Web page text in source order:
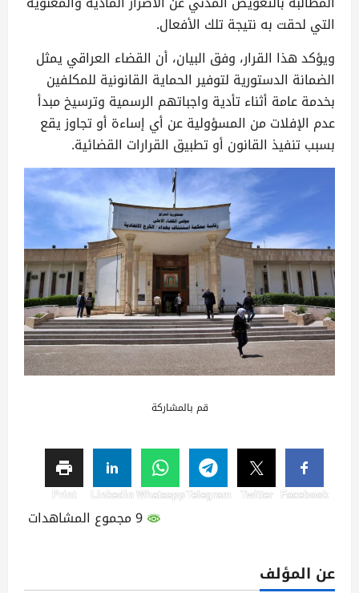
التي لحقت به نتيجة تلك الأفعال.
ويؤكد هذا القرار، وفق البيان، أن القضاء العراقي يمثل
الضمانة الدستورية لتوفير الحماية القانونية للمكلفين
بخدمة عامة أثناء تأدية واجباتهم الرسمية وترسيخ مبدأ
عدم الإفلات من المسؤولية عن أي إساءة أو تجاوز يقع
بسبب تنفيذ القانون أو تطبيق القرارات القضائية.
قم بالمشاركة
Facebook
Twitter
Telegram
Whatsapp
Linkedin
Print
عن المؤلف